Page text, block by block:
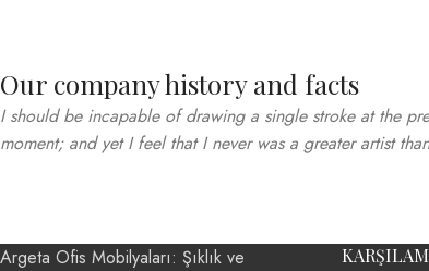
Our company history and facts
I should be incapable of drawing a single stroke at the
moment; and yet I feel that I never was a greater artist
Argeta Ofis Mobilyaları: Şıklık ve